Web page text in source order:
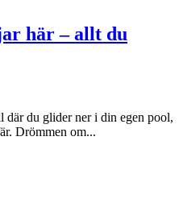
här – allt du
där du glider ner i din egen pool,
Drömmen om...